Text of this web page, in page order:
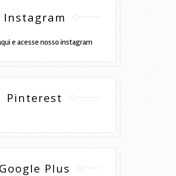
Instagram
e acesse nosso instagram
Pinterest
Google Plus